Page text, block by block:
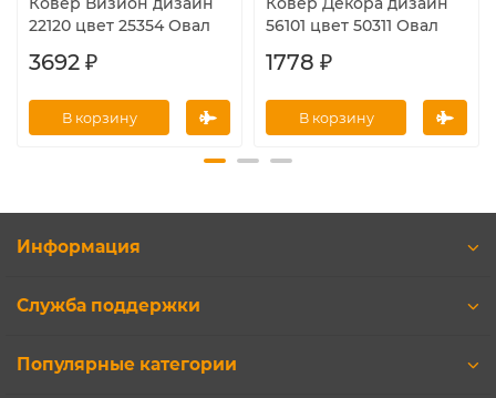
22120 цвет 25354 Овал
3692 ₽
В корзину
56101 цвет 50311 Овал
1778 ₽
В корзину
Информация
Служба поддержки
Популярные категории